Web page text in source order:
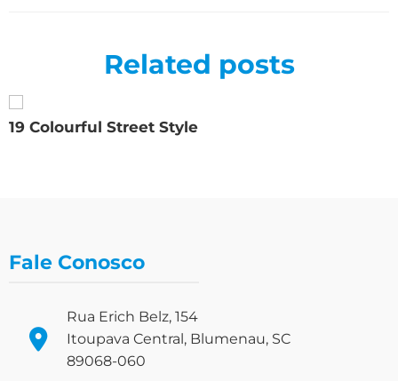
Related posts
19 Colourful Street Style
Fale Conosco
Rua Erich Belz, 154
Itoupava Central, Blumenau, SC
89068-060